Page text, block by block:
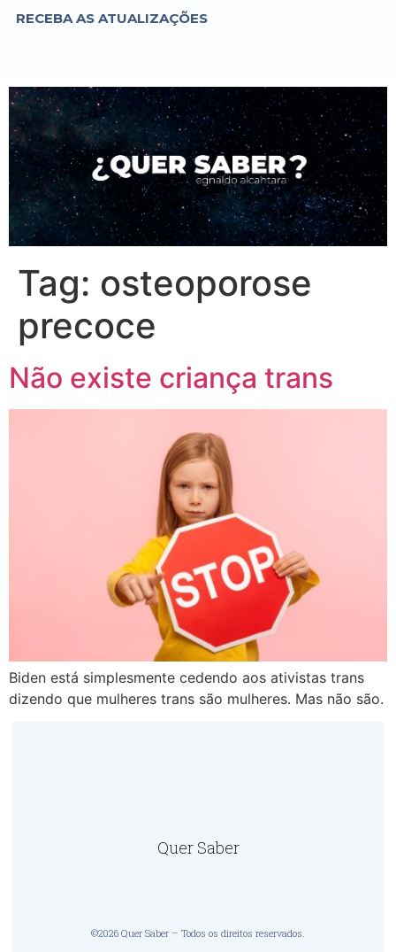
RECEBA AS ATUALIZAÇÕES
Tag: osteoporose
precoce
Não existe criança trans
Biden está simplesmente cedendo aos ativistas trans
dizendo que mulheres trans são mulheres. Mas não são.
Quer Saber
©2026 Quer Saber – Todos os direitos reservados.